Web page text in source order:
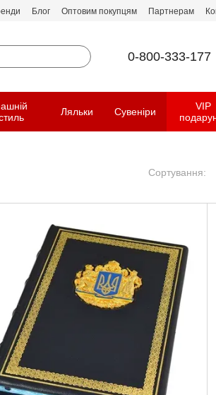
Блог Оптовим покупцям Партнерам
0-800-333-177
Ляльки Сувеніри
VIP
Сортування: